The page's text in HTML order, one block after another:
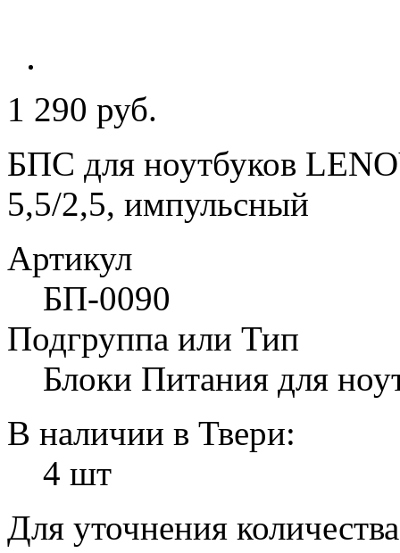
1 290 руб.
БПС для ноутбуков
5,5/2,5, импульсный
Артикул
БП-0090
Подгруппа или Тип
Блоки Питания для
В наличии в Твери:
4 шт
Для уточнения